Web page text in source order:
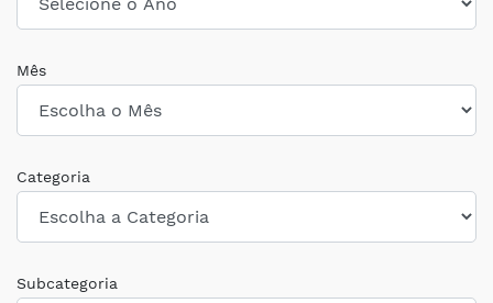
Mês
Categoria
Subcategoria